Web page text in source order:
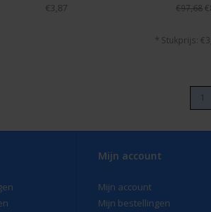
€3,87
€97,68
* Stukprijs:
1
Mijn account
Mijn account
Mijn bestellingen